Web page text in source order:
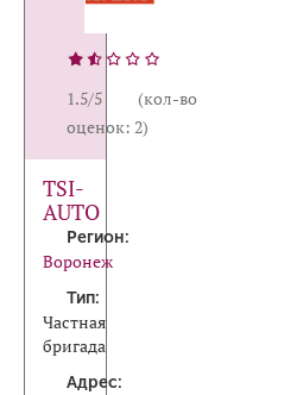
1.5/5 (кол-во
оценок: 2)
TSI-
AUTO
Регион:
Воронеж
Тип:
Частная
бригада
Адрес: